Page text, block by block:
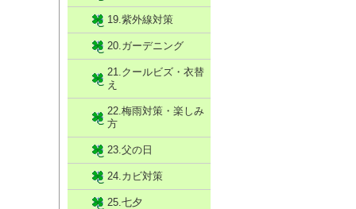
19.紫外線対策
20.ガーデニング
21.クールビズ・衣替
え
22.梅雨対策・楽しみ
方
23.父の日
24.カビ対策
25.七夕